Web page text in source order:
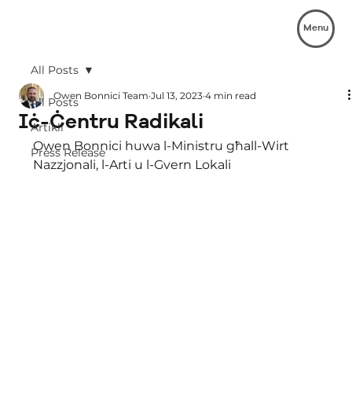
Menu
All Posts
Artikli
Press Release
All Posts
Iċ-Ċentru Radikali
Owen Bonnici Team Jul 13, 2023 4 min read
Owen Bonnici huwa l-Ministru għall-Wirt
Nazzjonali, l-Arti u l-Gvern Lokali